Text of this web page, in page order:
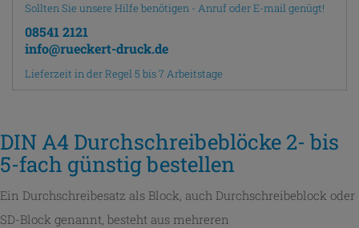
Sollten Sie unsere Hilfe benötigen - Anruf oder E-mail genügt!
08541 2121
info@rueckert-druck.de
Lieferzeit in der Regel 5 bis 7 Arbeitstage
DIN A4 Durchschreibeblöcke 2- bis
5-fach günstig bestellen
Ein Durchschreibesatz als Block, auch Durchschreibeblock oder
SD-Block genannt, besteht aus mehreren